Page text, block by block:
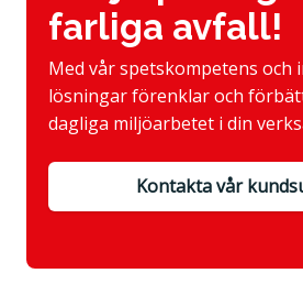
farliga avfall!
Med vår spetskompetens och
lösningar förenklar och
dagliga miljöarbetet i din
Kontakta vår